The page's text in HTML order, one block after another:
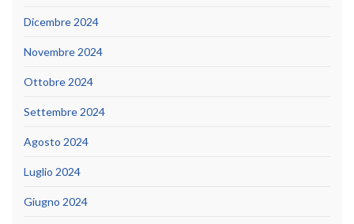
Dicembre 2024
Novembre 2024
Ottobre 2024
Settembre 2024
Agosto 2024
Luglio 2024
Giugno 2024